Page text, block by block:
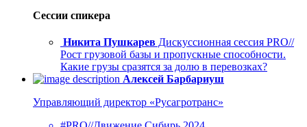
Сессии спикера
Никита Пушкарев Дискуссионная сессия PRO//
Рост грузовой базы и пропускные способности.
Какие грузы сразятся за долю в перевозках?
Алексей Барбариуш
Управляющий директор «Русагротранс»